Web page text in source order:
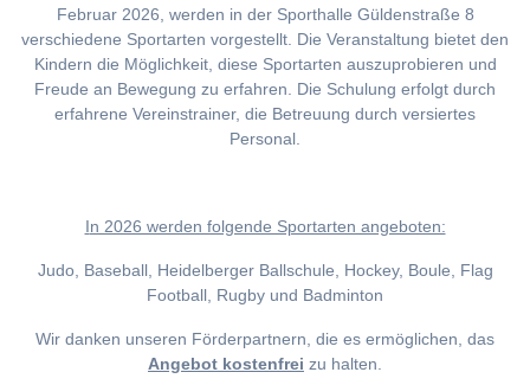
Februar 2026, werden in der Sporthalle Güldenstraße 8
verschiedene Sportarten vorgestellt. Die Veranstaltung bietet den
Kindern die Möglichkeit, diese Sportarten auszuprobieren und
Freude an Bewegung zu erfahren. Die Schulung erfolgt durch
erfahrene Vereinstrainer, die Betreuung durch versiertes
Personal.
In 2026 werden folgende Sportarten angeboten:
Judo, Baseball, Heidelberger Ballschule, Hockey, Boule, Flag
Football, Rugby und Badminton
Wir danken unseren Förderpartnern, die es ermöglichen, das
Angebot kostenfrei zu halten.